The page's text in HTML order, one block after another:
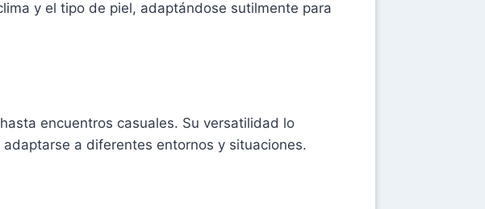
y el tipo de piel, adaptándose sutilmente para
encuentros casuales. Su versatilidad lo
a diferentes entornos y situaciones.